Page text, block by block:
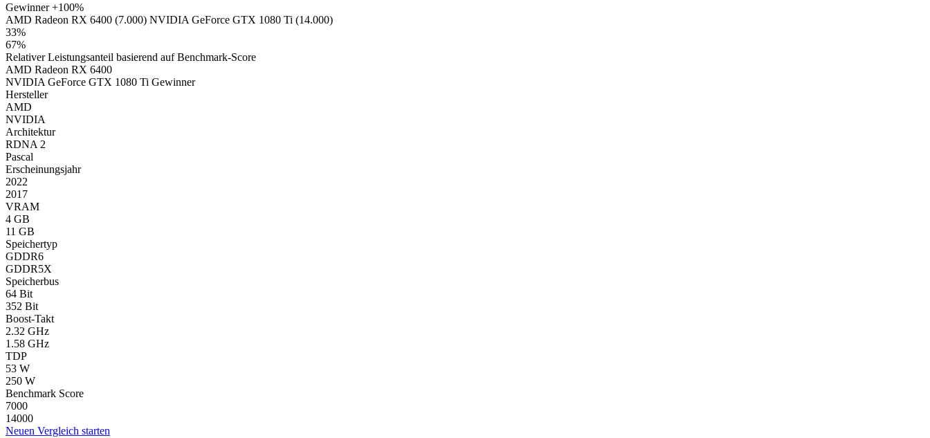
Gewinner+100%
AMD Radeon RX 6400 (7.000) NVIDIA GeForce GTX 1080 Ti (14.000)
33%
67%
Relativer Leistungsanteil basierend auf Benchmark-Score
AMD Radeon RX 6400
NVIDIA GeForce GTX 1080 Ti Gewinner
Hersteller
AMD
NVIDIA
Architektur
RDNA 2
Pascal
Erscheinungsjahr
2022
2017
VRAM
4 GB
11 GB
Speichertyp
GDDR6
GDDR5X
Speicherbus
64 Bit
352 Bit
Boost-Takt
2.32 GHz
1.58 GHz
TDP
53 W
250 W
Benchmark Score
7000
14000
Neuen Vergleich starten